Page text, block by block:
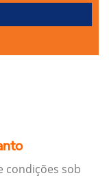
condições sob